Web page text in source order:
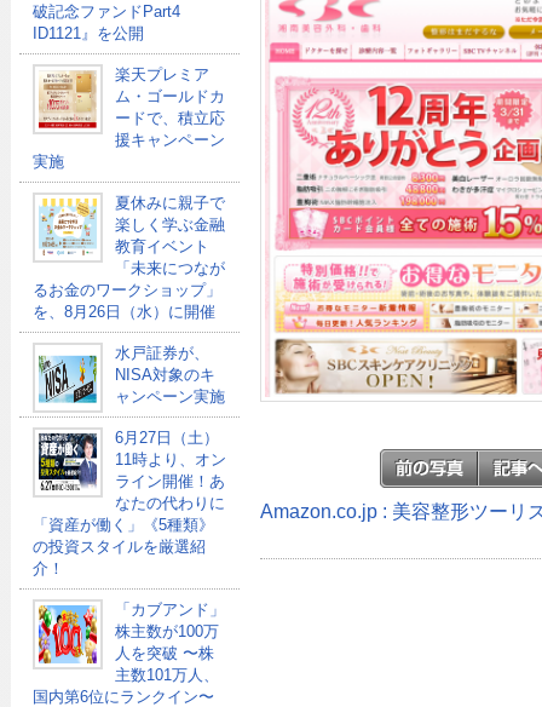
破記念ファンドPart4
ID1121』を公開
楽天プレミア
ム・ゴールドカ
ードで、積立応
援キャンペーン
実施
夏休みに親子で
楽しく学ぶ金融
教育イベント
「未来につなが
るお金のワークショップ」
を、8月26日（水）に開催
水戸証券が、
NISA対象のキ
ャンペーン実施
6月27日（土）
11時より、オン
ライン開催！あ
なたの代わりに
「資産が働く」《5種類》
の投資スタイルを厳選紹
介！
「カブアンド」
株主数が100万
人を突破 〜株
主数101万人、
国内第6位にランクイン〜
Amazon.co.jp : 美容整形ツーリ